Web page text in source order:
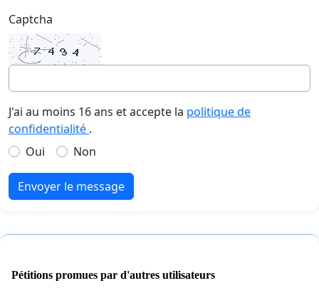
Captcha
J'ai au moins 16 ans et accepte la politique de
confidentialité .
Oui
Non
Envoyer le message
Pétitions promues par d'autres utilisateurs